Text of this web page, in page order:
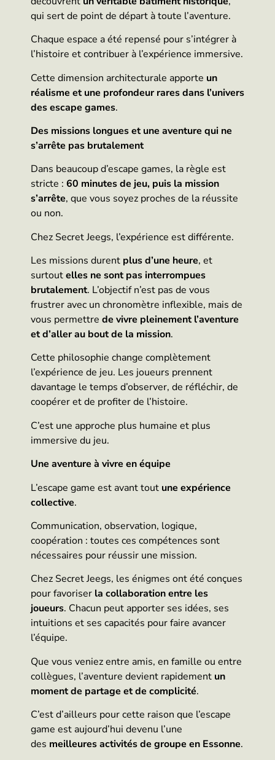
qui sert de point de départ à toute l’aventure.
Chaque espace a été repensé pour s’intégrer à
l’histoire et contribuer à l’expérience immersive.
Cette dimension architecturale apporte un
réalisme et une profondeur rares dans l’univers
des escape games.
Des missions longues et une aventure qui ne
s’arrête pas brutalement
Dans beaucoup d’escape games, la règle est
stricte : 60 minutes de jeu, puis la mission
s’arrête, que vous soyez proches de la réussite
ou non.
Chez Secret Jeegs, l’expérience est différente.
Les missions durent plus d’une heure, et
surtoutelles ne sont pas interrompues
brutalement. L’objectif n’est pas de vous
frustrer avec un chronomètre inflexible, mais de
vous permettre de vivre pleinement l’aventure
et d’aller au bout de la mission.
Cette philosophie change complètement
l’expérience de jeu. Les joueurs prennent
davantage le temps d’observer, de réfléchir, de
coopérer et de profiter de l’histoire.
C’est une approche plus humaine et plus
immersive du jeu.
Une aventure à vivre en équipe
L’escape game est avant tout une expérience
collective.
Communication, observation, logique,
coopération : toutes ces compétences sont
nécessaires pour réussir une mission.
Chez Secret Jeegs, les énigmes ont été conçues
pour favoriser la collaboration entre les
joueurs. Chacun peut apporter ses idées, ses
intuitions et ses capacités pour faire avancer
l’équipe.
Que vous veniez entre amis, en famille ou entre
collègues, l’aventure devient rapidement un
moment de partage et de complicité.
C’est d’ailleurs pour cette raison que l’escape
game est aujourd’hui devenu l’une
des meilleures activités de groupe en Essonne.